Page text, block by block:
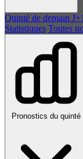
Quinté de demain J+1
Statistiques Toutes
Pronostics du quinté